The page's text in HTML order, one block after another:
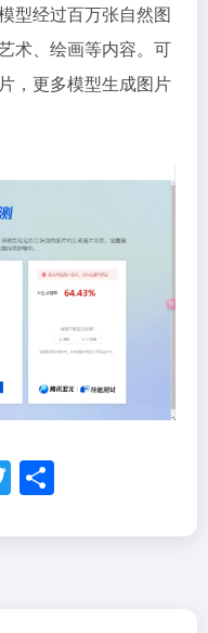
型经过百万张自然图
术、绘画等内容。可
，更多模型生成图片
T
tt